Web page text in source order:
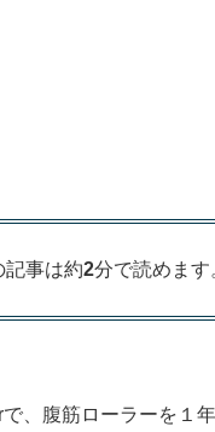
記事は約2分で読めます
で、腹筋ローラーを１